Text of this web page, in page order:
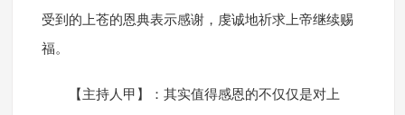
受到的上苍的恩典表示感谢，虔诚地祈求上帝继续赐
福。
【主持人甲】：其实值得感恩的不仅仅是对上